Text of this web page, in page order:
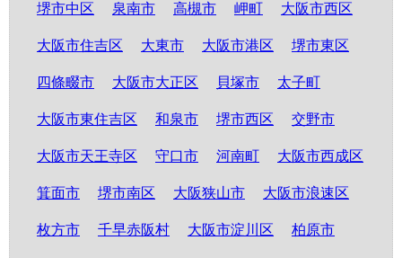
堺市中区 泉南市 高槻市 岬町 大阪市西区
大阪市住吉区 大東市 大阪市港区 堺市東区
四條畷市 大阪市大正区 貝塚市 太子町
大阪市東住吉区 和泉市 堺市西区 交野市
大阪市天王寺区 守口市 河南町 大阪市西成区
箕面市 堺市南区 大阪狭山市 大阪市浪速区
枚方市 千早赤阪村 大阪市淀川区 柏原市